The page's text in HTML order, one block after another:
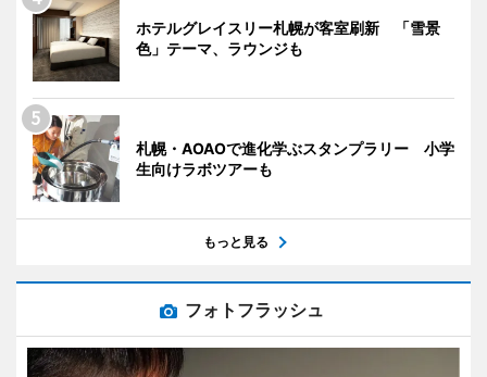
ホテルグレイスリー札幌が客室刷新 「雪景
色」テーマ、ラウンジも
札幌・AOAOで進化学ぶスタンプラリー 小学
生向けラボツアーも
もっと見る
フォトフラッシュ